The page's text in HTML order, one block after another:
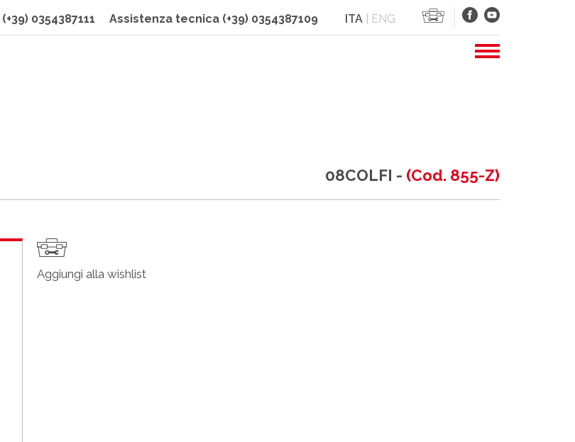
(+39) 0354387111 Assistenza tecnica (+39) 0354387109 ITA| ENG
08COLFI - (Cod. 855-Z)
Aggiungi alla wishlist